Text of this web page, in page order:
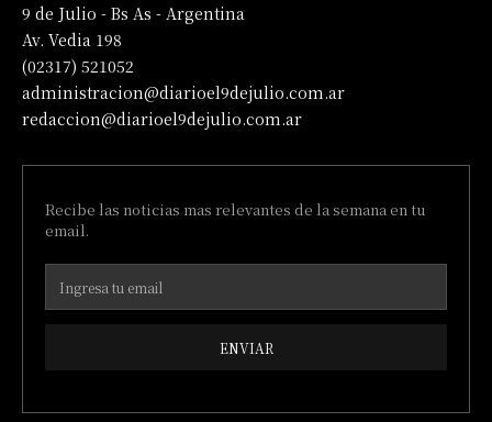
9 de Julio - Bs As - Argentina
Av. Vedia 198
(02317) 521052
administracion@diarioel9dejulio.com.ar
redaccion@diarioel9dejulio.com.ar
Recibe las noticias mas relevantes de la semana en tu
email.
ENVIAR